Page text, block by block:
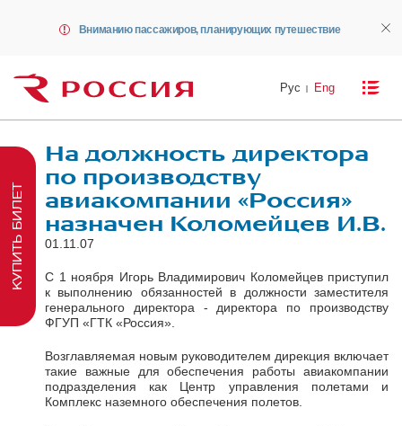
Вниманию пассажиров, планирующих путешествие
Рус Eng
На должность директора
по производству
авиакомпании «Россия»
назначен Коломейцев И.В.
01.11.07
С 1 ноября Игорь Владимирович Коломейцев приступил
к выполнению обязанностей в должности заместителя
генерального директора - директора по производству
ФГУП «ГТК «Россия».
Возглавляемая новым руководителем дирекция включает
такие важные для обеспечения работы авиакомпании
подразделения как Центр управления полетами и
Комплекс наземного обеспечения полетов.
КУПИТЬ БИЛЕТ